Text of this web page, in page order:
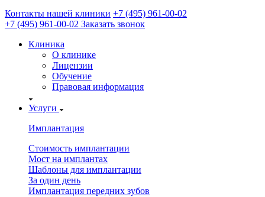
Контакты нашей клиники +7 (495) 961-00-02
+7 (495) 961-00-02 Заказать звонок
Клиника
О клинике
Лицензии
Обучение
Правовая информация
Услуги
Имплантация
Стоимость имплантации
Мост на имплантах
Шаблоны для имплантации
За один день
Имплантация передних зубов